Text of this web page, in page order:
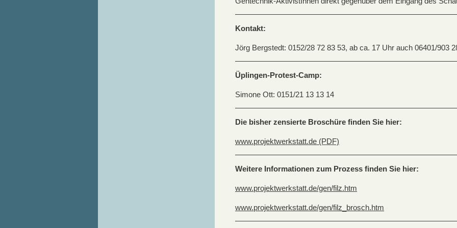
Kontakt:
Jörg Bergstedt: 0152/28 72 83 53, ab ca. 17 Uhr auch 06401/903
Üplingen-Protest-Camp:
Simone Ott: 0151/21 13 13 14
Die bisher zensierte Broschüre finden Sie hier:
www.projektwerkstatt.de (PDF)
Weitere Informationen zum Prozess finden Sie hier:
www.projektwerkstatt.de/gen/filz.htm
www.projektwerkstatt.de/gen/filz_brosch.htm